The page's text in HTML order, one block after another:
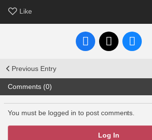
Like
Previous Entry
Comments (0)
You must be logged in to post comments.
Log In